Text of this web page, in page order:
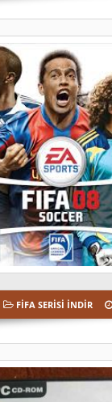
FIFA SERISI İNDIR